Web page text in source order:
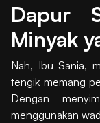
Dapur
Minyak
Nah, Ibu Sania,
tengik memang
Dengan
menggunakan